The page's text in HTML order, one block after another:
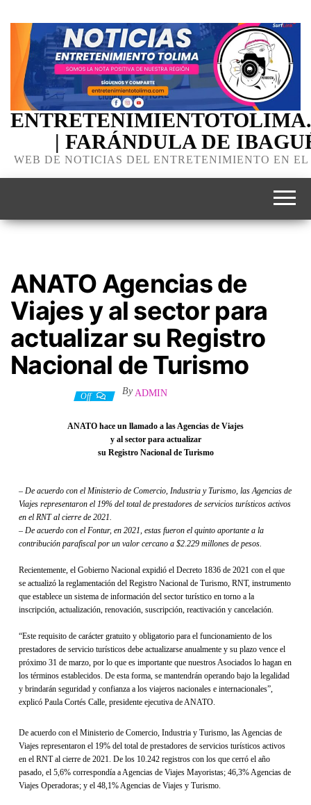
| FARÁNDULA DE
WEB DE NOTICIAS DEL ENTRETENIMIENTO EN
ANATO Agencias de
Viajes y al sector para
actualizar su Registro
Nacional de Turismo
Off By ADMIN
ANATO hace un llamado a las Agencias de Viajes
y al sector para actualizar
su Registro Nacional de Turismo
– De acuerdo con el Ministerio de Comercio, Industria y Turismo, las Agencias de
Viajes representaron el 19% del total de prestadores de servicios turísticos activos
en el RNT al cierre de 2021.
– De acuerdo con el Fontur, en 2021, estas fueron el quinto aportante a la
contribución parafiscal por un valor cercano a $2.229 millones de pesos.
Recientemente, el Gobierno Nacional expidió el Decreto 1836 de 2021 con el que
se actualizó la reglamentación del Registro Nacional de Turismo, RNT, instrumento
que establece un sistema de información del sector turístico en torno a la
inscripción, actualización, renovación, suscripción, reactivación y cancelación.
“Este requisito de carácter gratuito y obligatorio para el funcionamiento de los
prestadores de servicio turísticos debe actualizarse anualmente y su plazo vence el
próximo 31 de marzo, por lo que es importante que nuestros Asociados lo hagan en
los términos establecidos. De esta forma, se mantendrán operando bajo la legalidad
y brindarán seguridad y confianza a los viajeros nacionales e internacionales”,
explicó Paula Cortés Calle, presidente ejecutiva de ANATO.
De acuerdo con el Ministerio de Comercio, Industria y Turismo, las Agencias de
Viajes representaron el 19% del total de prestadores de servicios turísticos activos
en el RNT al cierre de 2021. De los 10.242 registros con los que cerró el año
pasado, el 5,6% correspondía a Agencias de Viajes Mayoristas; 46,3% Agencias de
Viajes Operadoras; y el 48,1% Agencias de Viajes y Turismo.